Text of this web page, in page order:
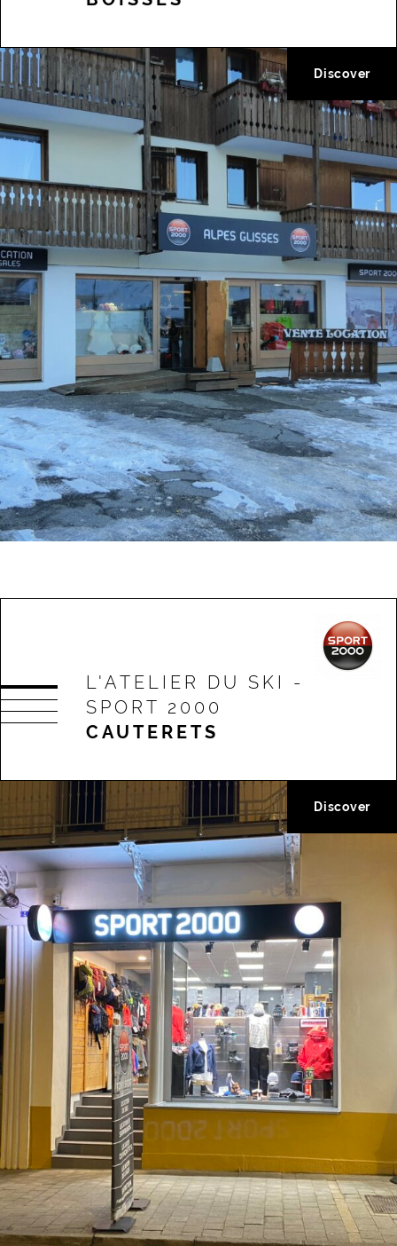
Discover
L'ATELIER DU SKI -
SPORT 2000
CAUTERETS
Discover